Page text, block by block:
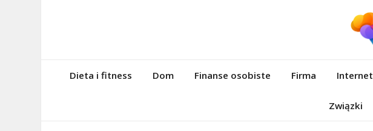
magazyninternet.pl
Dieta i fitness Dom Finanse osobiste Firma Internet
Związki